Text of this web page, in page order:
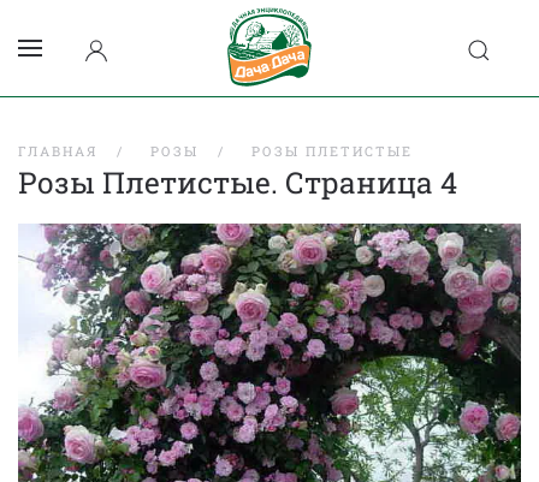
ГЛАВНАЯ РОЗЫ РОЗЫ ПЛЕТИСТЫЕ
Розы Плетистые. Страница 4